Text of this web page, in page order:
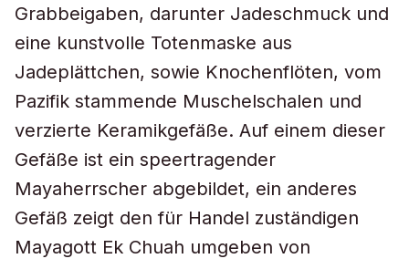
Grabbeigaben, darunter Jadeschmuck und
eine kunstvolle Totenmaske aus
Jadeplättchen, sowie Knochenflöten, vom
Pazifik stammende Muschelschalen und
verzierte Keramikgefäße. Auf einem dieser
Gefäße ist ein speertragender
Mayaherrscher abgebildet, ein anderes
Gefäß zeigt den für Handel zuständigen
Mayagott Ek Chuah umgeben von